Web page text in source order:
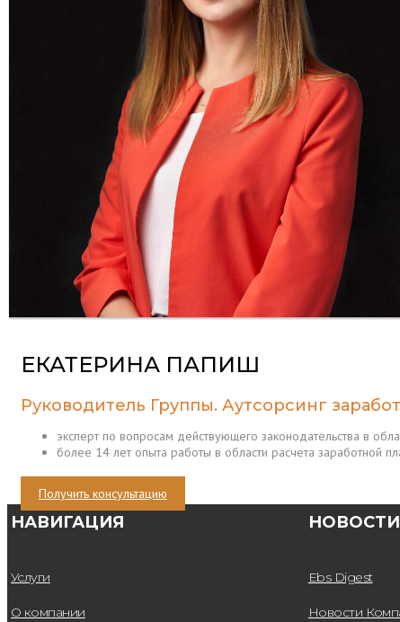
Мероприятия
Экспертное мнение
Новости компании
Новости законодательства
ЕКАТЕРИНА ПАПИШ
Руководитель Группы. Аутсорсинг
эксперт по вопросам действующего законодательства в
более 14 лет опыта работы в области расчета заработной
Получить консультацию
НАВИГАЦИЯ
Услуги
О компании
НОВОСТИ
Ebs Digest
Новости